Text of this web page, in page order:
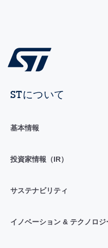
STについて
基本情報
投資家情報（IR）
サステナビリティ
イノベーション & テクノロジ